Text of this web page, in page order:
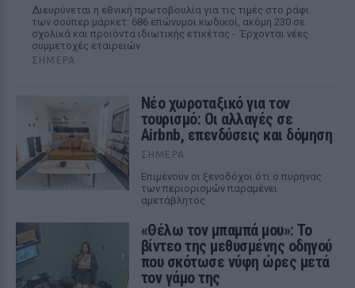
Διευρύνεται η εθνική πρωτοβουλία για τις τιμές στο ράφι
των σούπερ μάρκετ: 686 επώνυμοι κωδικοί, ακόμη 230 σε
σχολικά και προϊόντα ιδιωτικής ετικέτας - Έρχονται νέες
συμμετοχές εταιρειών
ΣΉΜΕΡΑ
Νέο χωροταξικό για τον
τουρισμό: Οι αλλαγές σε
Airbnb, επενδύσεις και δόμηση
ΣΉΜΕΡΑ
Επιμένουν οι ξενοδόχοι ότι ο πυρήνας
των περιορισμών παραμένει
αμετάβλητος
«Θέλω τον μπαμπά μου»: Το
βίντεο της μεθυσμένης οδηγού
που σκότωσε νύφη ώρες μετά
τον γάμο της